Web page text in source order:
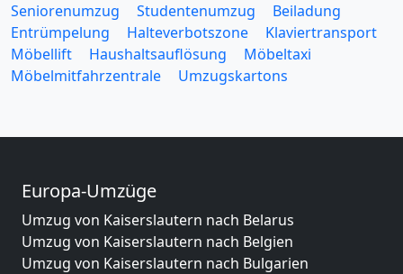
Seniorenumzug
Studentenumzug
Beiladung
Entrümpelung
Halteverbotszone
Klaviertransport
Möbellift
Haushaltsauflösung
Möbeltaxi
Möbelmitfahrzentrale
Umzugskartons
Europa-Umzüge
Umzug von Kaiserslautern nach Belarus
Umzug von Kaiserslautern nach Belgien
Umzug von Kaiserslautern nach Bulgarien